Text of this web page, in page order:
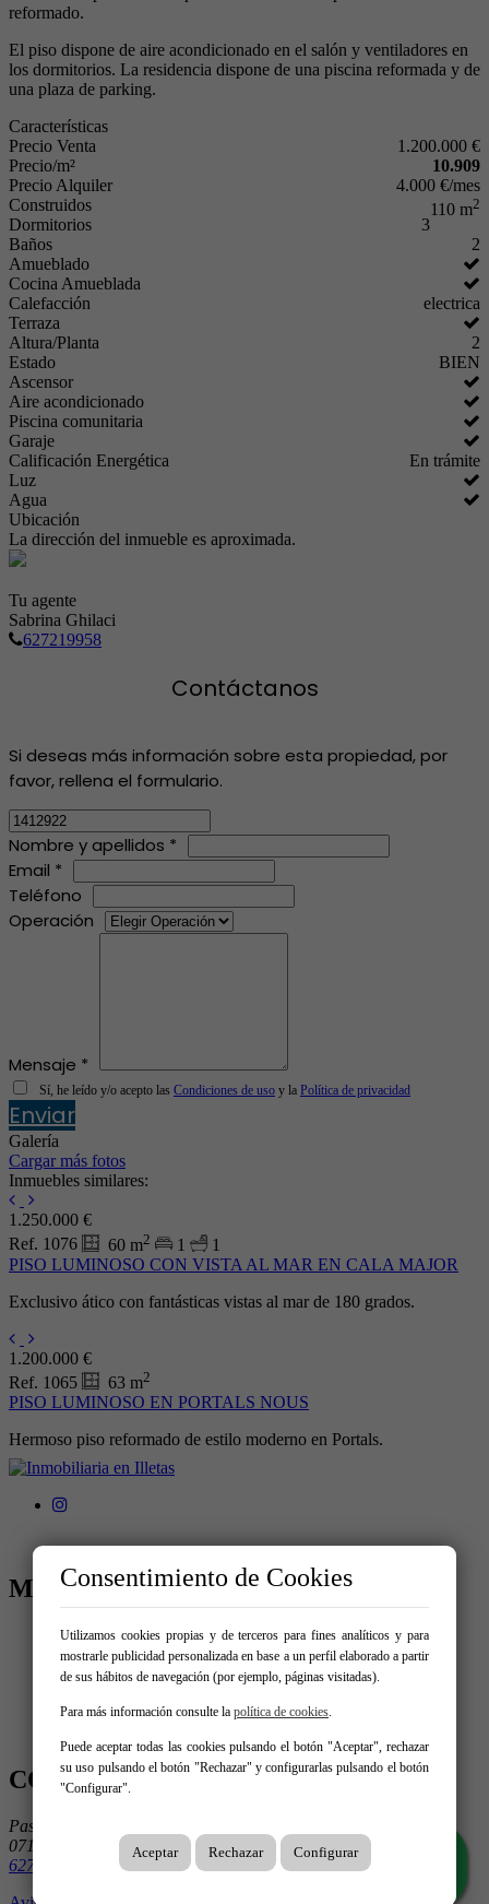
reformado.
El piso dispone de aire acondicionado en el salón y ventiladores en
los dormitorios. La residencia dispone de una piscina reformada y de
una plaza de parking.
Características
Precio Venta
1.200.000 €
Precio/m²
10.909
Precio Alquiler
4.000 €/mes
Construidos
110 m2
Dormitorios
3
Baños
2
Amueblado
Cocina Amueblada
Calefacción
electrica
Terraza
Altura/Planta
2
Estado
BIEN
Ascensor
Aire acondicionado
Piscina comunitaria
Garaje
Calificación Energética
En trámite
Luz
Agua
Ubicación
La dirección del inmueble es aproximada.
Tu agente
Sabrina Ghilaci
627219958
Contáctanos
Si deseas más información sobre esta propiedad, por
favor, rellena el formulario.
Nombre y apellidos *
Email *
Teléfono
Operación
Mensaje *
Sí, he leído y/o acepto las Condiciones de uso y la Política de privacidad
Enviar
Galería
Cargar más fotos
Inmuebles similares:
1.250.000 €
Ref. 1076
60 m2 1
1
PISO LUMINOSO CON VISTA AL MAR EN CALA MAJOR
Exclusivo ático con fantásticas vistas al mar de 180 grados.
1.200.000 €
Ref. 1065
63 m2
PISO LUMINOSO EN PORTALS NOUS
Hermoso piso reformado de estilo moderno en Portals.
MENÚ
Inicio
Comprar
Alquilar
Servicios
CONTÁCTANOS
Passeig de Illetas 85 Bajos
07181 Illetas
627 219 958
Consentimiento de Cookies
Utilizamos cookies propias y de terceros para fines analíticos y para
mostrarle publicidad personalizada en base a un perfil elaborado a partir
de sus hábitos de navegación (por ejemplo, páginas visitadas).
Para más información consulte la política de cookies.
Puede aceptar todas las cookies pulsando el botón "Aceptar", rechazar
su uso pulsando el botón "Rechazar" y configurarlas pulsando el botón
"Configurar".
Aceptar Rechazar Configurar